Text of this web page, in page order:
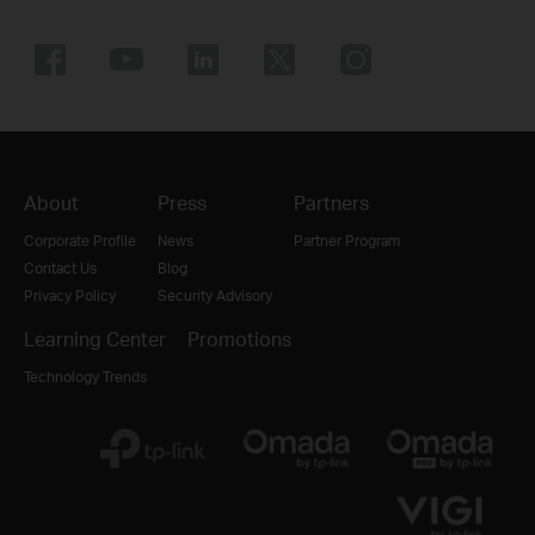
About
Corporate Profile
Contact Us
Privacy Policy
Press
News
Blog
Security Advisory
Partners
Partner Program
Learning Center
Technology Trends
Promotions